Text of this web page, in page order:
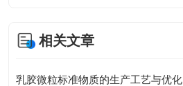
相关文章
乳胶微粒标准物质的生产工艺与优化